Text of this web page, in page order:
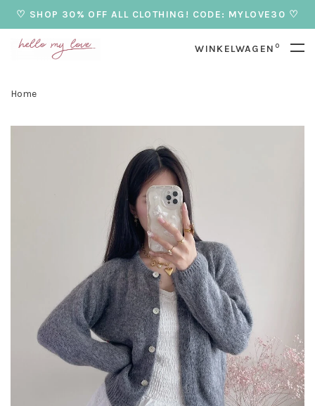
♡ SHOP 30% OFF ALL CLOTHING! CODE: MYLOVE30 ♡
WINKELWAGEN 0
Home